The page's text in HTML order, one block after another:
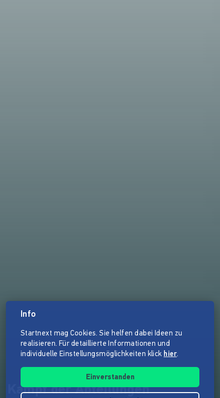
Kampf der Abteilungen
Info
Startnext mag Cookies. Sie helfen dabei Ideen zu
realisieren. Für detaillierte Informationen und
individuelle Einstellungsmöglichkeiten klick hier.
Einverstanden